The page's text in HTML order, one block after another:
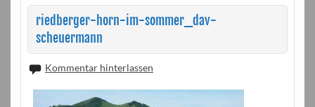
riedberger-horn-im-sommer_dav-
scheuermann
Kommentar hinterlassen